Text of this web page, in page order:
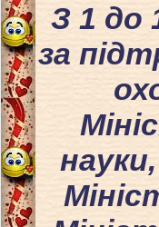
З 1 до
за